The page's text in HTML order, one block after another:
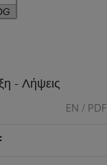
- Λήψεις
EN / PDF